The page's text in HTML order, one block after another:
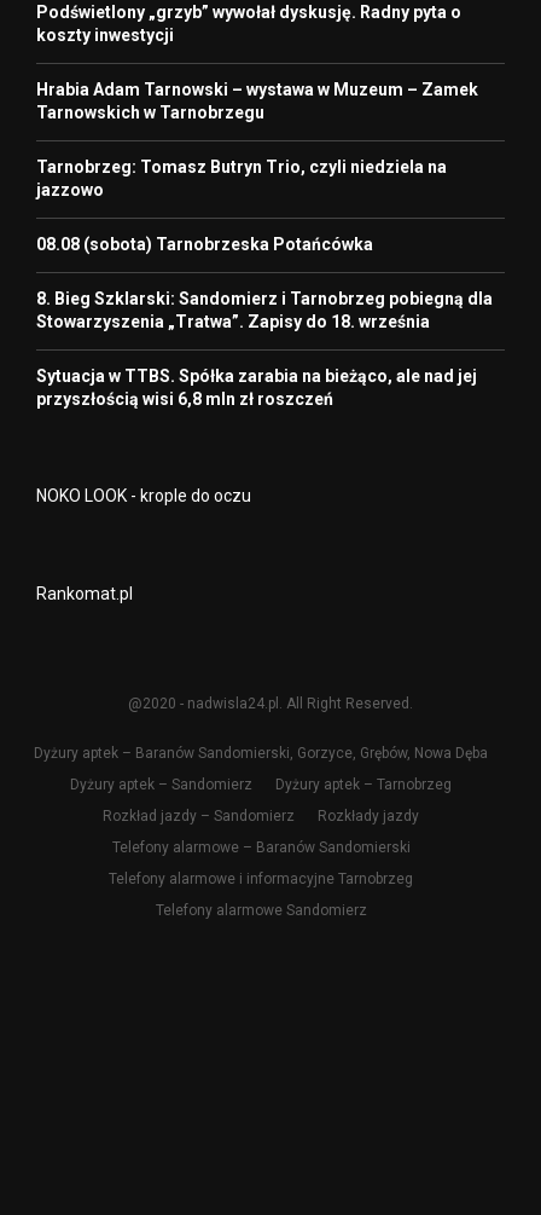
Podświetlony „grzyb” wywołał dyskusję. Radny pyta o
koszty inwestycji
Hrabia Adam Tarnowski – wystawa w Muzeum – Zamek
Tarnowskich w Tarnobrzegu
Tarnobrzeg: Tomasz Butryn Trio, czyli niedziela na
jazzowo
08.08 (sobota) Tarnobrzeska Potańcówka
8. Bieg Szklarski: Sandomierz i Tarnobrzeg pobiegną dla
Stowarzyszenia „Tratwa”. Zapisy do 18. września
Sytuacja w TTBS. Spółka zarabia na bieżąco, ale nad jej
przyszłością wisi 6,8 mln zł roszczeń
NOKO LOOK - krople do oczu
Rankomat.pl
@2020 - nadwisla24.pl. All Right Reserved.
Dyżury aptek – Baranów Sandomierski, Gorzyce, Grębów, Nowa Dęba
Dyżury aptek – Sandomierz
Dyżury aptek – Tarnobrzeg
Rozkład jazdy – Sandomierz
Rozkłady jazdy
Telefony alarmowe – Baranów Sandomierski
Telefony alarmowe i informacyjne Tarnobrzeg
Telefony alarmowe Sandomierz